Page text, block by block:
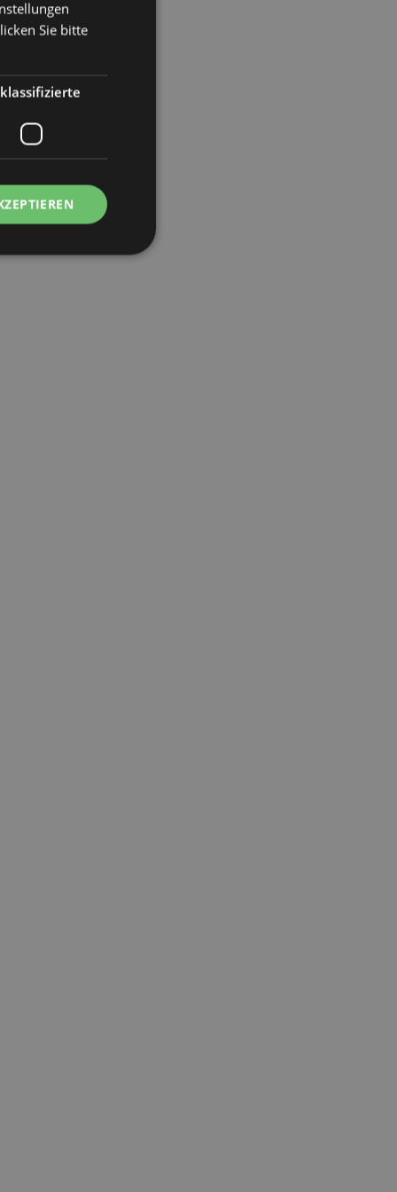
Sie bitte
und die
werden.
der PHP-
die zum
wird.
Zahl. Die
Site spezifisch
des
zu speichern.
Dies ist
Analysedienstes
zu
ID
Site enthalten
und aktualisiert
Zählen und
Sitzungsstatus
werden.
über viele
wir die
wir die
über viele
das Teilen von
auch
soziale Medien
teilen.
zu